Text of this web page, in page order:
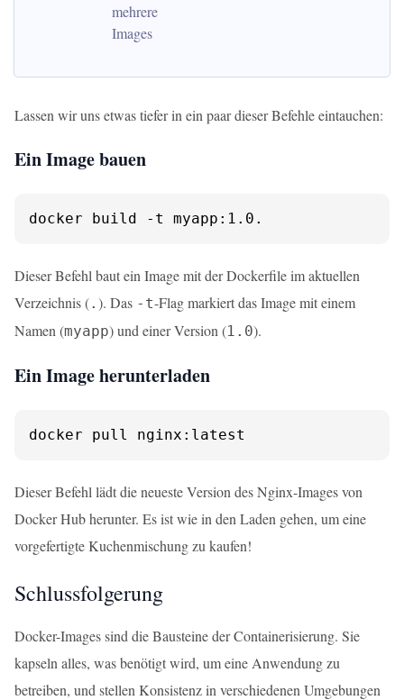
mehrere
Images
Lassen wir uns etwas tiefer in ein paar dieser Befehle eintauchen:
Ein Image bauen
docker build -t myapp:1.0.
Dieser Befehl baut ein Image mit der Dockerfile im aktuellen
Verzeichnis (. ). Das -t-Flag markiert das Image mit einem
Namen (myapp) und einer Version (1.0).
Ein Image herunterladen
docker pull nginx:latest
Dieser Befehl lädt die neueste Version des Nginx-Images von
Docker Hub herunter. Es ist wie in den Laden gehen, um eine
vorgefertigte Kuchenmischung zu kaufen!
Schlussfolgerung
Docker-Images sind die Bausteine der Containerisierung. Sie
kapseln alles, was benötigt wird, um eine Anwendung zu
betreiben, und stellen Konsistenz in verschiedenen Umgebungen